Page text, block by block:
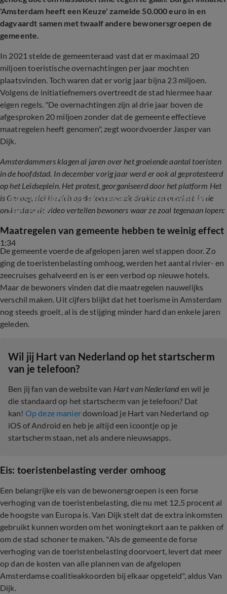
'Amsterdam heeft een Keuze' zamelde 50.000 euro in en
dagvaardt samen met twaalf andere bewonersgroepen de
gemeente.
In 2021 stelde de gemeenteraad vast dat er maximaal 20
miljoen toeristische overnachtingen per jaar mochten
plaatsvinden. Toch waren dat er vorig jaar bijna 23 miljoen.
Volgens de initiatiefnemers overtreedt de stad hiermee haar
eigen regels. "De overnachtingen zijn al drie jaar boven de
afgesproken 20 miljoen zonder dat de gemeente effectieve
maatregelen heeft genomen", zegt woordvoerder Jasper van
Dijk.
Amsterdammers klagen al jaren over het groeiende aantal toeristen
in de hoofdstad. In december vorig jaar werd er ook al geprotesteerd
op het Leidseplein. Het protest, georganiseerd door het platform Het
is Genoeg, richtte zich op de toenemende drukte en overlast. In de
onderstaande video vertellen bewoners waar ze zoal tegenaan lopen:
1:34
Amsterdammers protesteren tegen overlast
toerisme
Maatregelen van gemeente hebben te weinig effect
De gemeente voerde de afgelopen jaren wel stappen door. Zo
ging de toeristenbelasting omhoog, werden het aantal rivier- en
zeecruises gehalveerd en is er een verbod op nieuwe hotels.
Maar de bewoners vinden dat die maatregelen nauwelijks
verschil maken. Uit cijfers blijkt dat het toerisme in Amsterdam
nog steeds groeit, al is de stijging minder hard dan enkele jaren
geleden.
Wil jij Hart van Nederland op het startscherm
van je telefoon?
Ben jij fan van de website van Hart van Nederland en wil je
die standaard op het startscherm van je telefoon? Dat
kan! Op deze manierdownload je Hart van Nederland op
iOS of Android en heb je altijd een icoontje op je
startscherm staan, net als andere nieuwsapps.
Eis: toeristenbelasting verder omhoog
Een belangrijke eis van de bewonersgroepen is een forse
verhoging van de toeristenbelasting, die nu met 12,5 procent al
de hoogste van Europa is. Van Dijk stelt dat de extra inkomsten
gebruikt kunnen worden om het woningtekort aan te pakken of
om de stad schoner te maken. "Als de gemeente de forse
verhoging van de toeristenbelasting doorvoert, levert dat meer
op dan de kosten van alle plannen van de afgelopen
Amsterdamse coalitieakkoorden bij elkaar opgeteld", aldus Van
Dijk.